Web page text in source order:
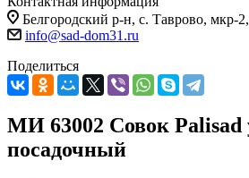
Белгородский р-н, с. Таврово, мкр-
info@sad-dom31.ru
Поделиться
МИ 63002 Совок Palisad
посадочный